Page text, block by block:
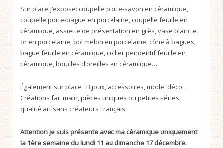
Sur place j’expose: coupelle porte-savon en céramique,
coupelle porte-bague en porcelaine, coupelle feuille en
céramique, assiette de présentation en grès, vase blanc et
or en porcelaine, bol melon en porcelaine, cône à bagues,
bague feuille en céramique, collier pendentif feuille en
céramique, boucles d’oreilles en céramique…
Également sur place : Bijoux, accessoires, mode, déco…
Créations fait main, pièces uniques ou petites séries,
qualité artisans créateurs Français.
Attention je suis présente avec ma céramique uniquement
la 1ère semaine du lundi 11 au dimanche 17 décembre.